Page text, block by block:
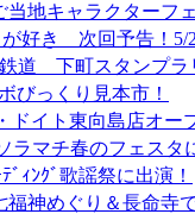
当地キャラクターフ
好き 次回予告！5/
鉄道 下町スタンプラ
びっくり見本市！
ドイト東向島店オー
ラマチ春のフェスタ
ｨﾝｸﾞ歌謡祭に出演！
神めぐり＆長命寺